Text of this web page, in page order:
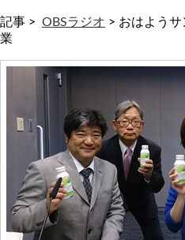
記事 > OBSラジオ > おはよう
業